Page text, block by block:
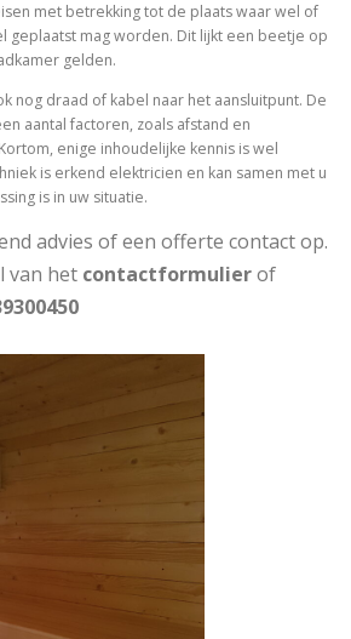
met betrekking tot de plaats waar wel of
geplaatst mag worden. Dit lijkt een beetje op
gelden.
nog draad of kabel naar het aansluitpunt. De
aantal factoren, zoals afstand en
enige inhoudelijke kennis is wel
is erkend elektricien en kan samen met u
is in uw situatie.
advies of een offerte contact op.
van het contactformulierof